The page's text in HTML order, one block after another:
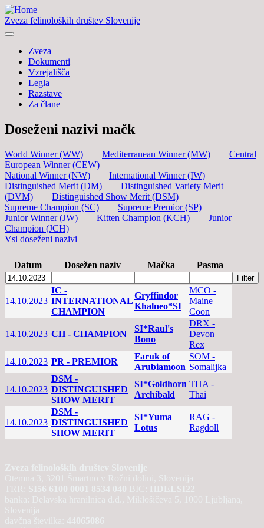
Zveza felinoloških društev Slovenije
Zveza
Dokumenti
Vzrejališča
Legla
Razstave
Za člane
Doseženi nazivi mačk
World Winner (WW) Mediterranean Winner (MW)
Central
European Winner (CEW)
National Winner (NW)
International Winner (IW)
Distinguished Merit (DM)
Distinguished Variety Merit
(DVM)
Distinguished Show Merit (DSM)
Supreme Champion (SC)
Supreme Premior (SP)
Junior Winner (JW)
Kitten Champion (KCH)
Junior
Champion (JCH)
Vsi doseženi nazivi
Datum Dosežen naziv Mačka Pasma
14.10.2023
IC -
INTERNATIONAL
CHAMPION
Gryffindor
Khalneo*SI
MCO -
Maine
Coon
14.10.2023 CH - CHAMPION
SI*Raul's
Bono
DRX -
Devon
Rex
14.10.2023 PR - PREMIOR
Faruk of
Arubiamoon
SOM -
Somalijka
14.10.2023
DSM -
DISTINGUISHED
SHOW MERIT
SI*Goldhorn
Archibald
THA -
Thai
14.10.2023
DSM -
DISTINGUISHED
SHOW MERIT
SI*Yuma
Lotus
RAG -
Ragdoll